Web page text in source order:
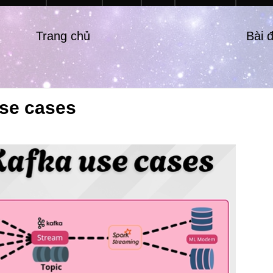
Bài
Trang chủ
cases